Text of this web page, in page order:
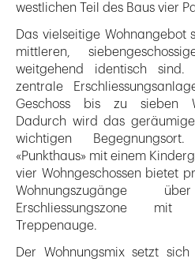
westlichen Teil des Baus vier
Das vielseitige
mittleren,
weitgehend identisch
zentrale
Geschoss bis zu sieben
Dadurch wird das
wichtigen
«Punkthaus» mit einem
vier Wohngeschossen bietet
Wohnungszugänge
Erschliessungszone mit
Treppenauge.
Der Wohnungsmix setzt